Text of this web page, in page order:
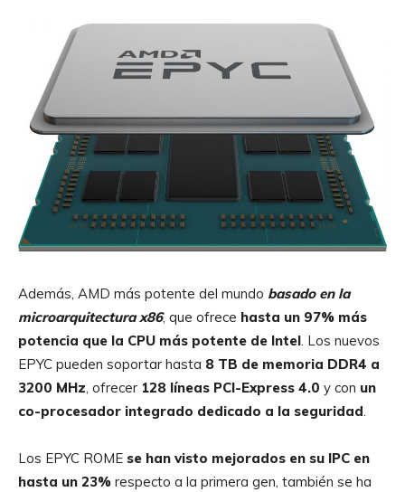
Además, AMD más potente del mundo basado en la
microarquitectura x86, que ofrece hasta un 97% más
potencia que la CPU más potente de Intel. Los nuevos
EPYC pueden soportar hasta 8 TB de memoria DDR4 a
3200 MHz, ofrecer 128 líneas PCI-Express 4.0 y con un
co-procesador integrado dedicado a la seguridad.
Los EPYC ROME se han visto mejorados en su IPC en
hasta un 23% respecto a la primera gen, también se ha